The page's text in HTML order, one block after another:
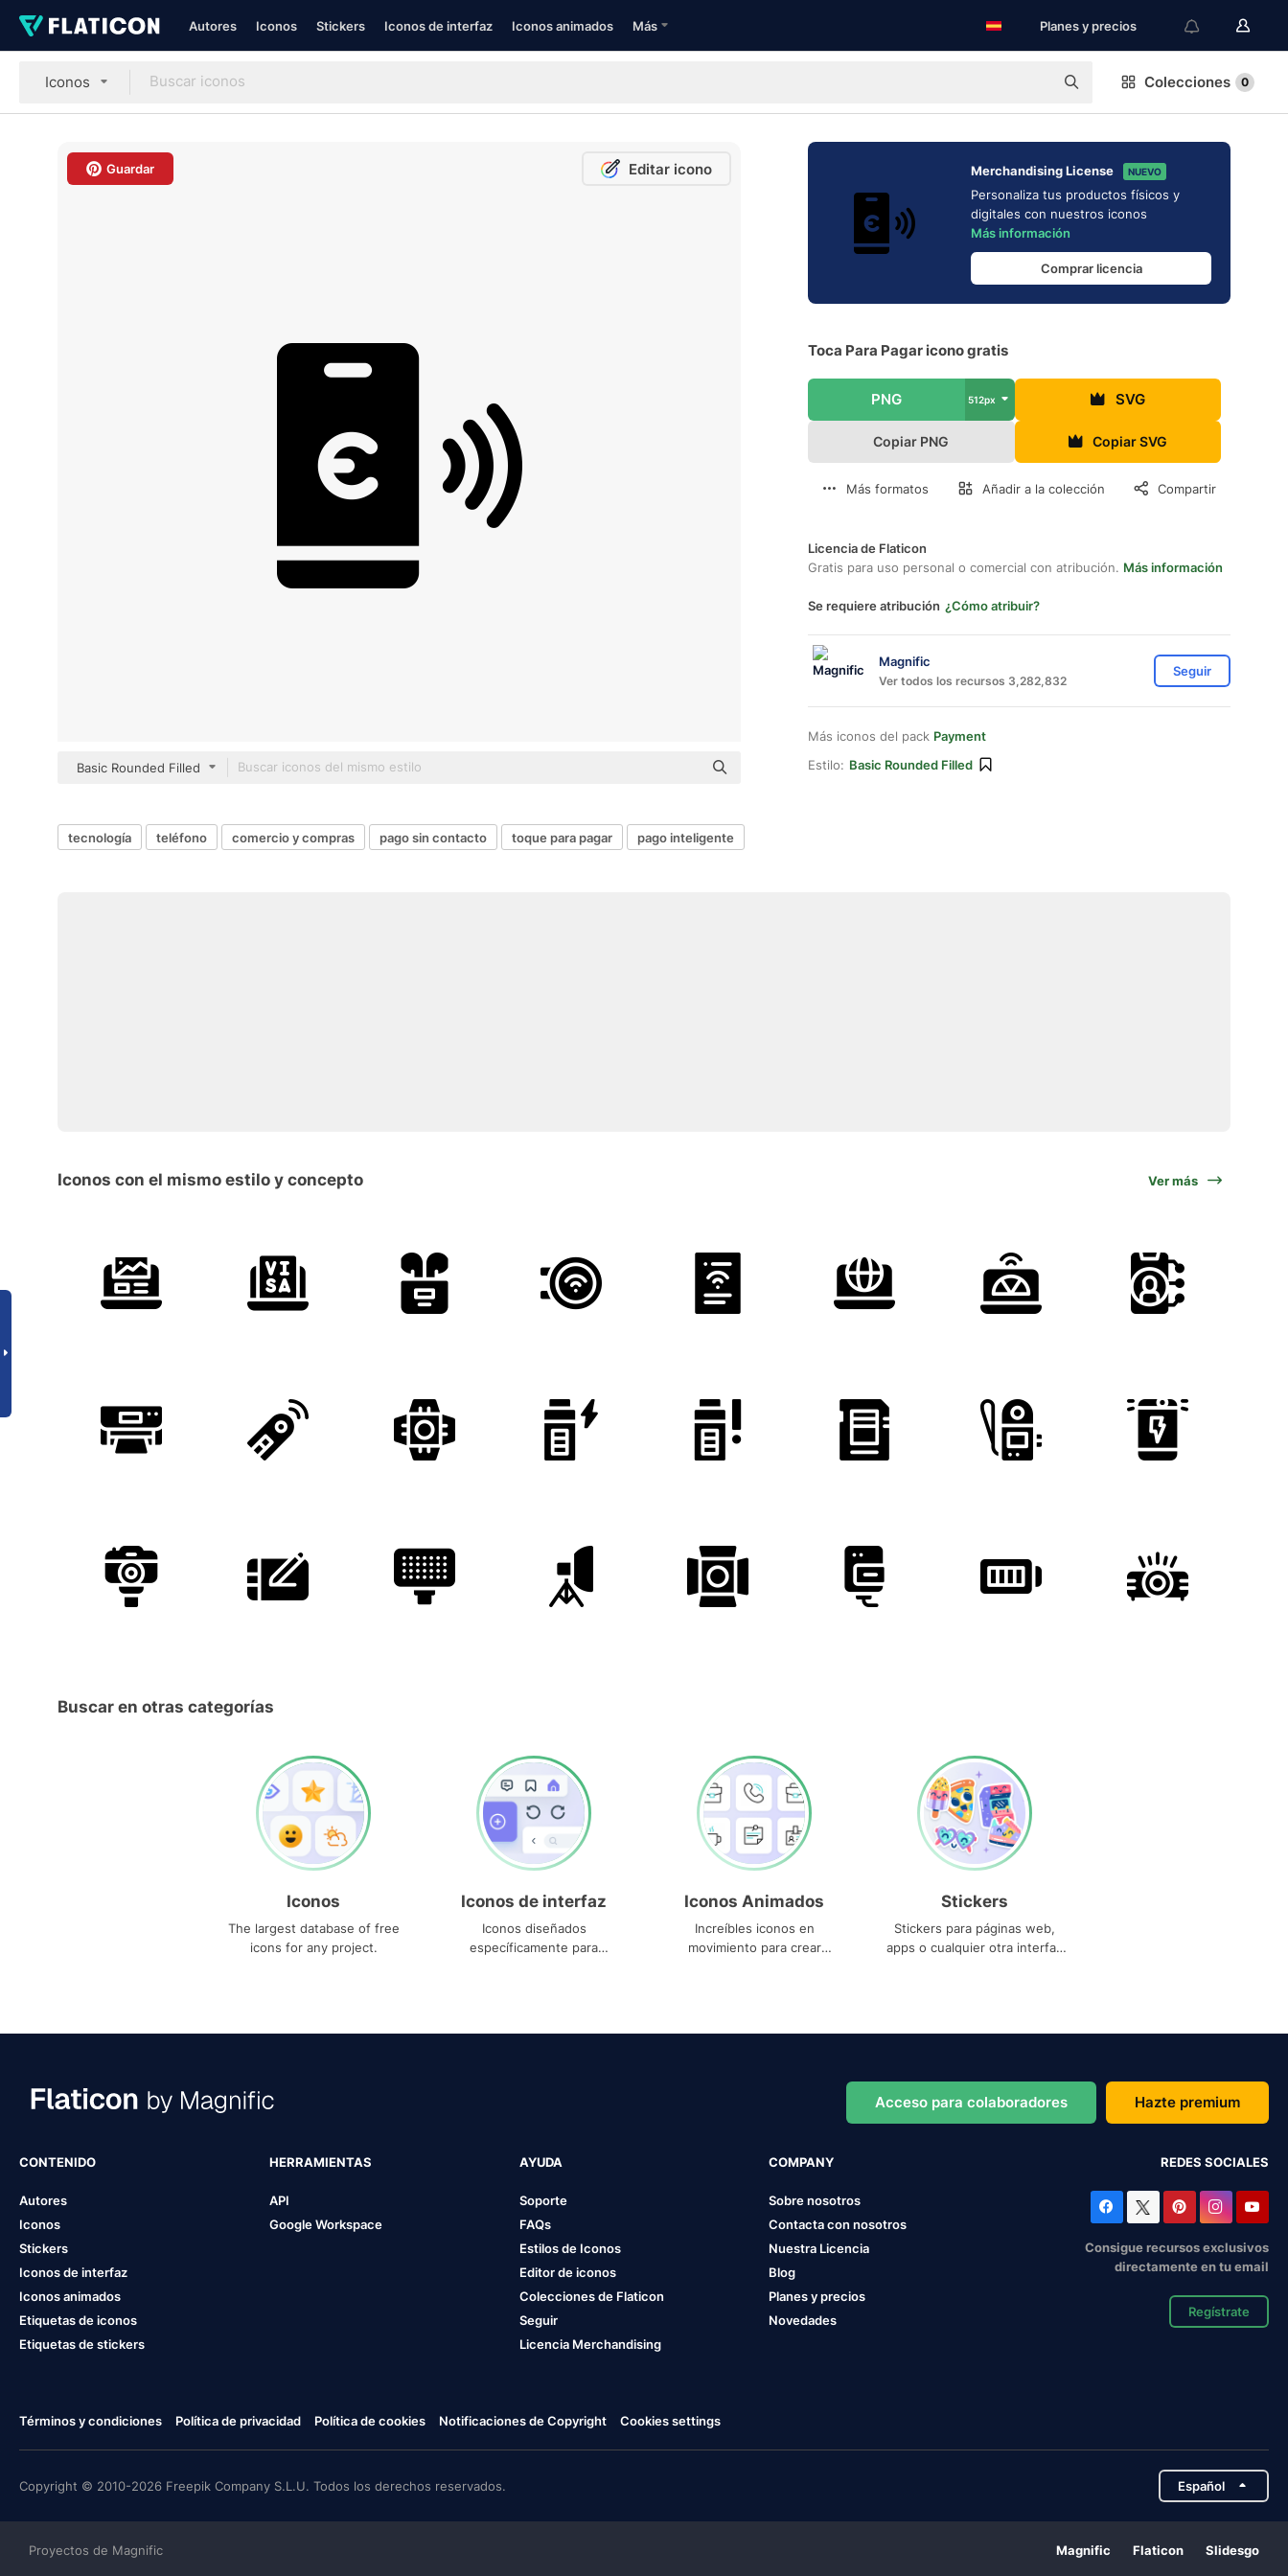
Autores Iconos Stickers Iconos de interfaz Iconos animados Más Planes y precios
Iconos Colecciones 0
Guardar Editar icono
Basic Rounded Filled
Merchandising License NUEVO
Personaliza tus productos físicos y
digitales con nuestros iconos
Más información
Comprar licencia
Toca Para Pagar icono gratis
PNG 512px SVG
Copiar PNG Copiar SVG
Más formatos Añadir a la colección Compartir
Licencia de Flaticon
Gratis para uso personal o comercial con atribución. Más información
Se requiere atribución ¿Cómo atribuir?
Magnific
Ver todos los recursos 3,282,832
Seguir
Más iconos del pack Payment
Estilo: Basic Rounded Filled
tecnología teléfono comercio y compras pago sin contacto toque para pagar pago inteligente
Iconos con el mismo estilo y concepto Ver más
Buscar en otras categorías
Iconos
The largest database of free
icons for any project.
Iconos de interfaz
Iconos diseñados
específicamente para
Iconos Animados
Increíbles iconos en
movimiento para crear
Stickers
Stickers para páginas web,
apps o cualquier otra interfaz
Acceso para colaboradores Hazte premium
CONTENIDO
Autores
Iconos
Stickers
Iconos de interfaz
Iconos animados
Etiquetas de iconos
Etiquetas de stickers
HERRAMIENTAS
API
Google Workspace
AYUDA
Soporte
FAQs
Estilos de Iconos
Editor de iconos
Colecciones de Flaticon
Seguir
Licencia Merchandising
COMPANY
Sobre nosotros
Contacta con nosotros
Nuestra Licencia
Blog
Planes y precios
Novedades
REDES SOCIALES
Consigue recursos exclusivos
directamente en tu email
Regístrate
Términos y condiciones Política de privacidad Política de cookies Notificaciones de Copyright Cookies settings
Copyright © 2010-2026 Freepik Company S.L.U. Todos los derechos reservados. Español
Proyectos de Magnific Magnific Flaticon Slidesgo